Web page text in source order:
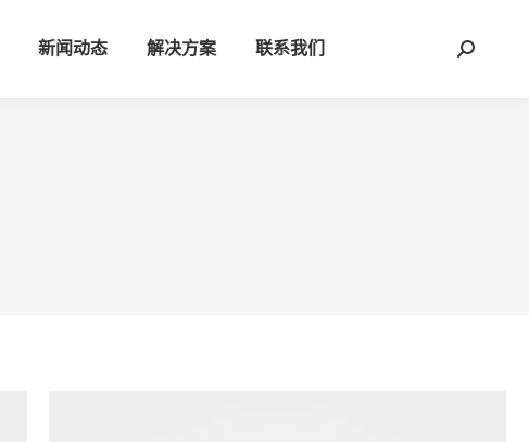
新闻动态 解决方案 联系我们 Search: